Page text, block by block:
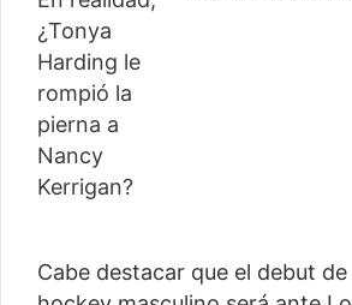
Cabe destacar que el debut